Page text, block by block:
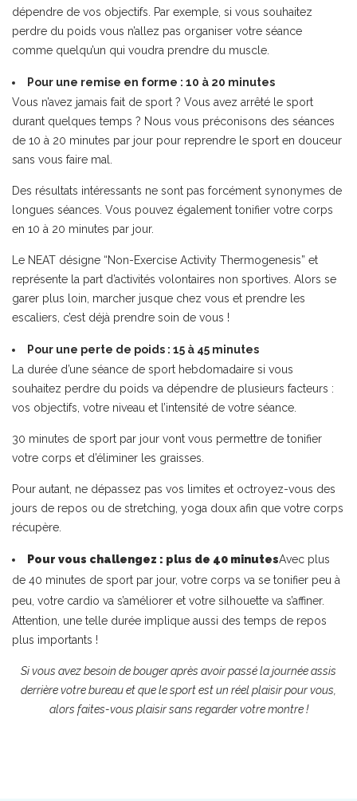
dépendre de vos objectifs. Par exemple, si vous souhaitez
perdre du poids vous n’allez pas organiser votre séance
comme quelqu’un qui voudra prendre du muscle.
Pour une remise en forme : 10 à 20 minutes
Vous n’avez jamais fait de sport ? Vous avez arrêté le sport
durant quelques temps ? Nous vous préconisons des séances
de 10 à 20 minutes par jour pour reprendre le sport en douceur
sans vous faire mal.
Des résultats intéressants ne sont pas forcément synonymes de
longues séances. Vous pouvez également tonifier votre corps
en 10 à 20 minutes par jour.
Le NEAT désigne “Non-Exercise Activity Thermogenesis” et
représente la part d’activités volontaires non sportives. Alors se
garer plus loin, marcher jusque chez vous et prendre les
escaliers, c’est déjà prendre soin de vous !
Pour une perte de poids : 15 à 45 minutes
La durée d’une séance de sport hebdomadaire si vous
souhaitez perdre du poids va dépendre de plusieurs facteurs :
vos objectifs, votre niveau et l’intensité de votre séance.
30 minutes de sport par jour vont vous permettre de tonifier
votre corps et d’éliminer les graisses.
Pour autant, ne dépassez pas vos limites et octroyez-vous des
jours de repos ou de stretching, yoga doux afin que votre corps
récupère.
Pour vous challengez : plus de 40 minutesAvec plus
de 40 minutes de sport par jour, votre corps va se tonifier peu à
peu, votre cardio va s’améliorer et votre silhouette va s’affiner.
Attention, une telle durée implique aussi des temps de repos
plus importants !
Si vous avez besoin de bouger après avoir passé la journée assis
derrière votre bureau et que le sport est un réel plaisir pour vous,
alors faites-vous plaisir sans regarder votre montre !